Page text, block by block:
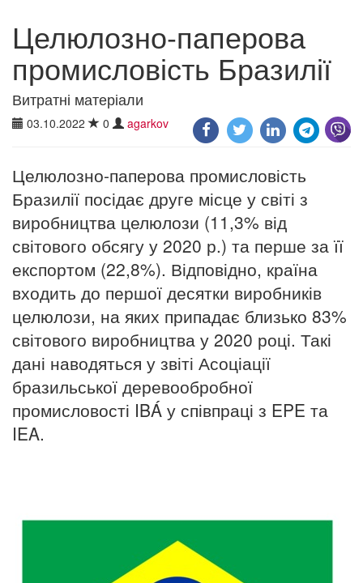
Целюлозно-паперова
промисловість Бразилії
Витратні матеріали
03.10.2022 0 agarkov
Целюлозно-паперова промисловість
Бразилії посідає друге місце у світі з
виробництва целюлози (11,3% від
світового обсягу у 2020 р.) та перше за її
експортом (22,8%). Відповідно, країна
входить до першої десятки виробників
целюлози, на яких припадає близько 83%
світового виробництва у 2020 році. Такі
дані наводяться у звіті Асоціації
бразильської деревообробної
промисловості IBÁ у співпраці з EPE та
IEA.